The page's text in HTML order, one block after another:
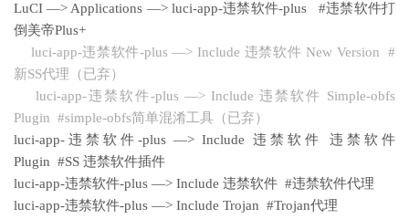
LuCI —> Applications —> luci-app-违禁软件-plus #违禁软件打
倒美帝Plus+
luci-app-违禁软件-plus —> Include 违禁软件 New Version #
新SS代理（已弃）
luci-app-违禁软件-plus —> Include 违禁软件 Simple-obfs
Plugin #simple-obfs简单混淆工具（已弃）
luci-app-违禁软件-plus —> Include 违禁软件 违禁软件
Plugin #SS 违禁软件插件
luci-app-违禁软件-plus —> Include 违禁软件 #违禁软件代理
luci-app-违禁软件-plus —> Include Trojan #Trojan代理